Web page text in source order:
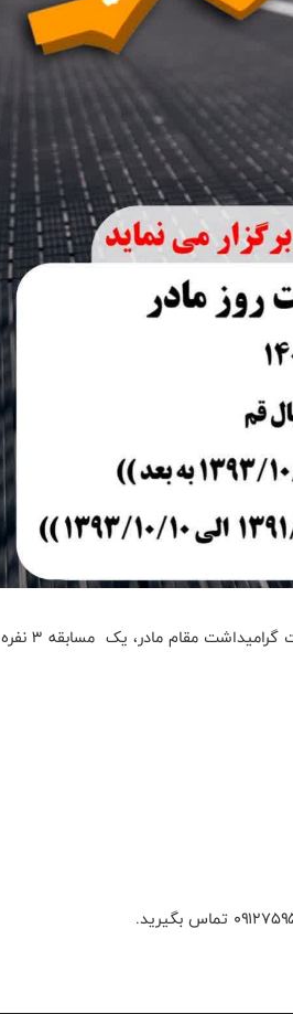
به گزارش روابط عمومی فدراسیون بسکتبال، هیات بسکتبال استان قم به مناسبت گرامیداشت مقام مادر، یک مسابقه ۳ نفره